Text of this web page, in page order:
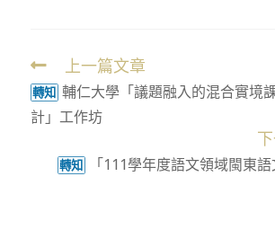
Read
more
articles
上一篇文章
轉知 輔仁大學「議題融入的混合實境
計」工作坊
轉知
「111學年度語文領域閩東